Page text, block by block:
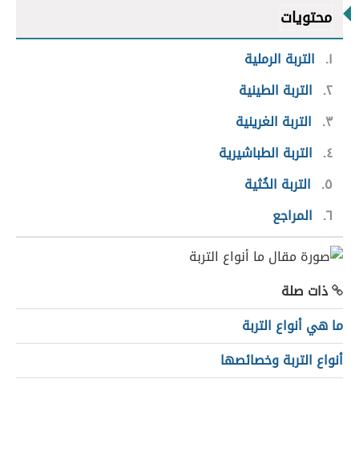
محتويات
١
التربة الرملية
٢ التربة الطينية
٣
التربة الغرينية
٤
التربة الطباشيرية
٥
التربة الخُثية
٦ المراجع
ذات صلة
ما هي أنواع التربة
أنواع التربة وخصائصها